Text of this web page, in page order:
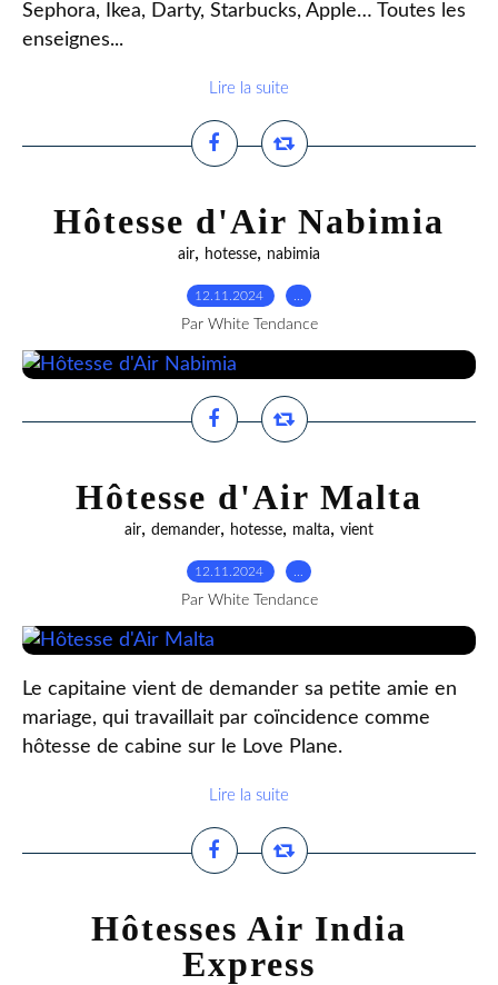
Sephora, Ikea, Darty, Starbucks, Apple… Toutes les
enseignes...
Lire la suite
Hôtesse d'Air Nabimia
air, hotesse, nabimia
12.11.2024
Par White Tendance
Hôtesse d'Air Malta
air, demander, hotesse, malta, vient
12.11.2024
Par White Tendance
Le capitaine vient de demander sa petite amie en
mariage, qui travaillait par coïncidence comme
hôtesse de cabine sur le Love Plane.
Lire la suite
Hôtesses Air India
Express